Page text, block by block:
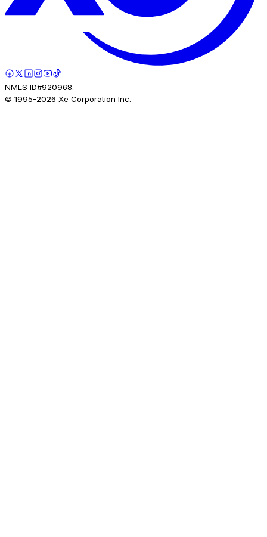
NMLS ID#920968.
© 1995-2026 Xe Corporation Inc.